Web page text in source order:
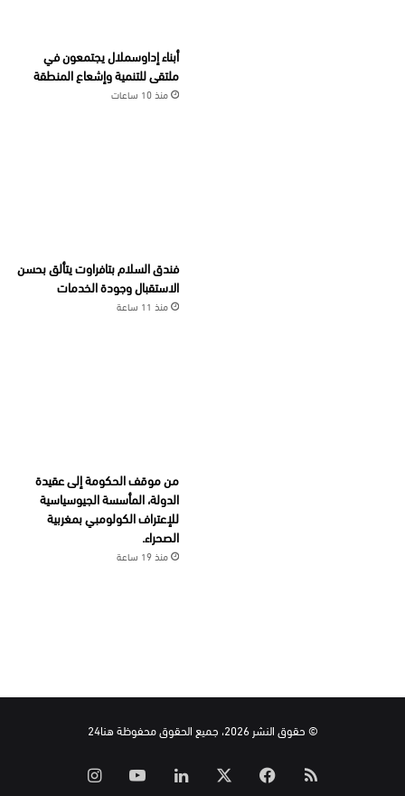
أبناء إداوسملال يجتمعون في
ملتقى للتنمية وإشعاع المنطقة
منذ 10 ساعات
فندق السلام بتافراوت يتألق بحسن
الاستقبال وجودة الخدمات
منذ 11 ساعة
من موقف الحكومة إلى عقيدة
الدولة، المأسسة الجيوسياسية
للإعتراف الكولومبي بمغربية
الصحراء.
منذ 19 ساعة
© حقوق النشر 2026، جميع الحقوق محفوظة هنا24
ملخص فيسبوك لينكدإن ‫YouTube